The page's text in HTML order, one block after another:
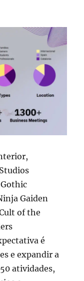
Gaiden
of the
é
e expandir a
atividades,